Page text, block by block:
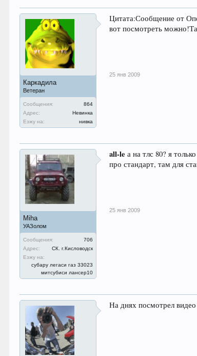
Каркадила
Ветеран
Сообщения:
864
Адрес:
Невинка
Езжу на:
нивка
Цитата:Сообщение от
вот посмотреть
25 янв 2009
Miha
УАЗолом
Сообщения:
706
Адрес:
СК. г.Кисловодск
Езжу на:
субару легаси газ 33023
митсубиси лансер10
all-le а на тлс 80? я
про стандарт, там для
25 янв 2009
На днях посмотрел